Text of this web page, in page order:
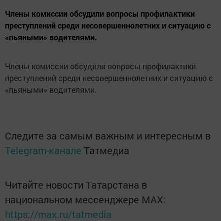
Члены комиссии обсудили вопросы профилактики
преступлений среди несовершеннолетних и ситуацию с
«пьяными» водителями.
Члены комиссии обсудили вопросы профилактики
преступлений среди несовершеннолетних и ситуацию с
«пьяными» водителями.
Следите за самым важным и интересным в
Telegram-канале Татмедиа
Читайте новости Татарстана в
национальном мессенджере MАХ:
https://max.ru/tatmedia